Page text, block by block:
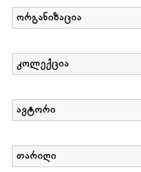
ორგანიზაცია
კოლექცია
ავტორი
თარიღი